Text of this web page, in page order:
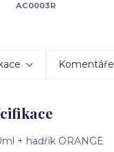
AC0003R
Komentáře
+ hadřík ORANGE